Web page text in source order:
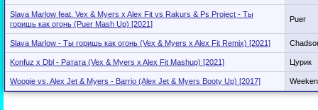
Slava Marlow feat. Vex & Myers x Alex Fit vs Rakurs & Ps Project - Ты
горишь как огонь (Puer Mash Up) [2021]
Puer
Slava Marlow - Ты горишь как огонь (Vex & Myers x Alex Fit Remix) [2021]
Konfuz x Dbl - Ратата (Vex & Myers x Alex Fit Mashup) [2021] Цурик
Woogie vs. Alex Jet & Myers - Barrio (Alex Jet & Myers Booty Up) [2017]